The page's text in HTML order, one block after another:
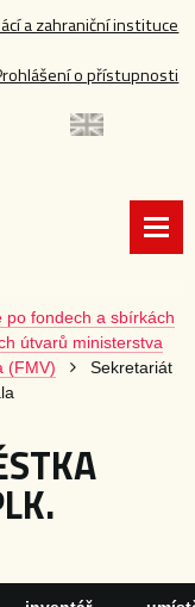
a zahraniční instituce
o přístupnosti
po fondech a sbírkách
útvarů ministerstva
(FMV)
Sekretariát